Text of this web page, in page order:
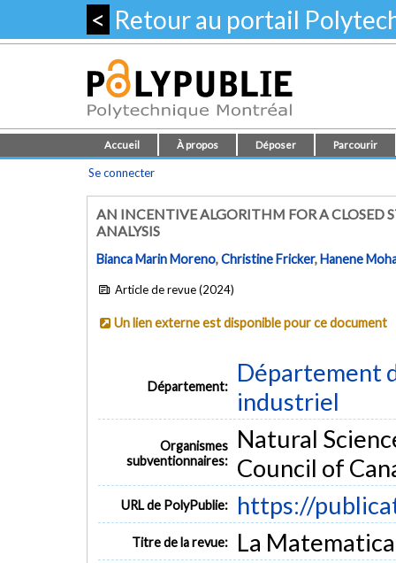
< Retour au portail
Accueil À propos Déposer Parcourir
Se connecter
AN INCENTIVE ALGORITHM FOR A
ANALYSIS
Bianca Marin Moreno,Christine Fricker,Hanene
Article de revue (2024)
Un lien externe est disponible pour ce document
Département:
Département
industriel
Organismes
subventionnaires:
Natural
Council of
URL de PolyPublie: https://
Titre de la revue: La